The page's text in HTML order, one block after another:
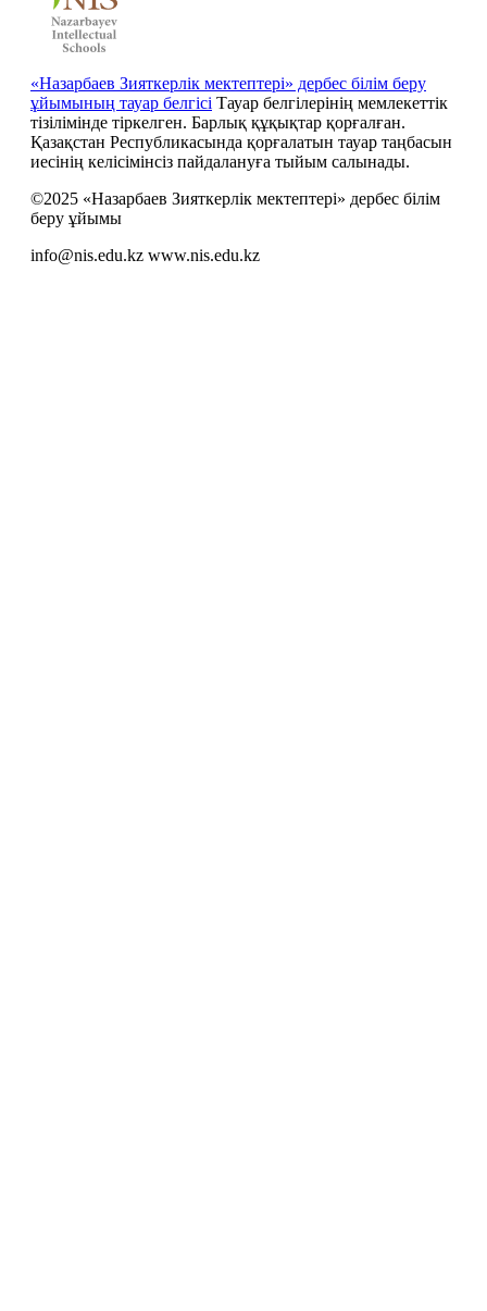
«Назарбаев Зияткерлік мектептері» дербес білім беру
ұйымының тауар белгісі Тауар белгілерінің мемлекеттік
тізілімінде тіркелген. Барлық құқықтар қорғалған.
Қазақстан Республикасында қорғалатын тауар таңбасын
иесiнiң келiсiмiнсiз пайдалануға тыйым салынады.
©2025 «Назарбаев Зияткерлік мектептері» дербес білім
беру ұйымы
info@nis.edu.kz www.nis.edu.kz